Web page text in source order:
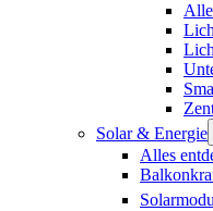
Solar & Energie
Alles